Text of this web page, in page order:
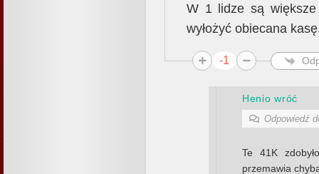
W 1 lidze są większe
wyłożyć obiecana
-1
Henio wróć
Odpowiedź
Te 41K
przemawia